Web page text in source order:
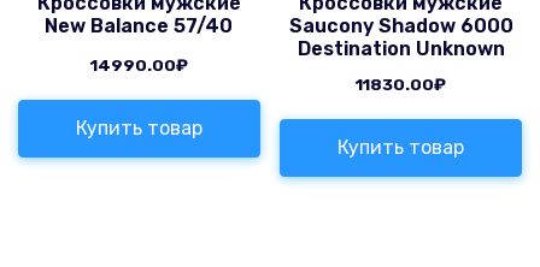
New Balance 57/40
14990.00₽
Купить товар
Saucony Shadow 6000
Destination Unknown
11830.00₽
Купить товар